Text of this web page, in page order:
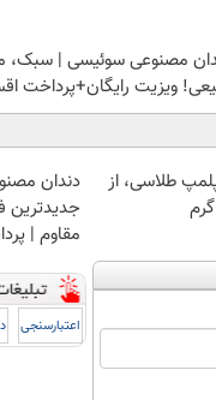
مصنوعی سوئیسی | سبک،
ویزیت رایگان+پرداخت
طلاسی، از
دندان
جدیدترین
مقاوم |
اعتبارسنجی